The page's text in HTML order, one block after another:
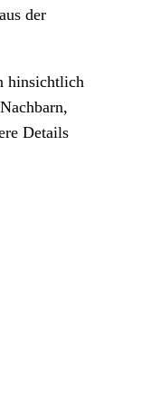
der
hinsichtlich
Details